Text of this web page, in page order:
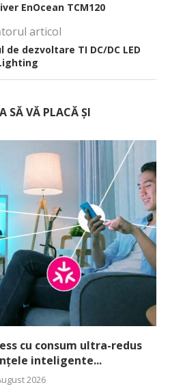
EnOcean TCM120
articol
dezvoltare TI DC/DC LED
SĂ VĂ PLACĂ ȘI
cu consum ultra-redus
inteligente...
2026